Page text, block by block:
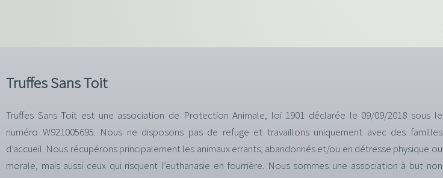
Truffes Sans Toit
Truffes Sans Toit est une association de Protection Animale, loi 1901 déclarée le 09/09/2018 sous le
numéro W921005695. Nous ne disposons pas de refuge et travaillons uniquement avec des familles
d’accueil. Nous récupérons principalement les animaux errants, abandonnés et/ou en détresse physique ou
morale, mais aussi ceux qui risquent l’euthanasie en fourrière. Nous sommes une association à but non